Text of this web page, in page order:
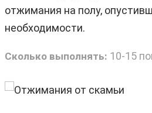
отжимания на полу,
необходимости.
Сколько выполнять: 10-15